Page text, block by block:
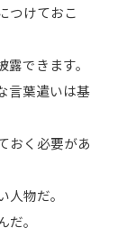
つけておこ
できます。
言葉遣いは基
おく必要があ
物だ。
。